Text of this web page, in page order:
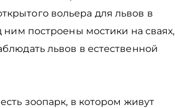
вольера для львов в
ним построены мостики на сваях,
львов в естественной
зоопарк, в котором живут